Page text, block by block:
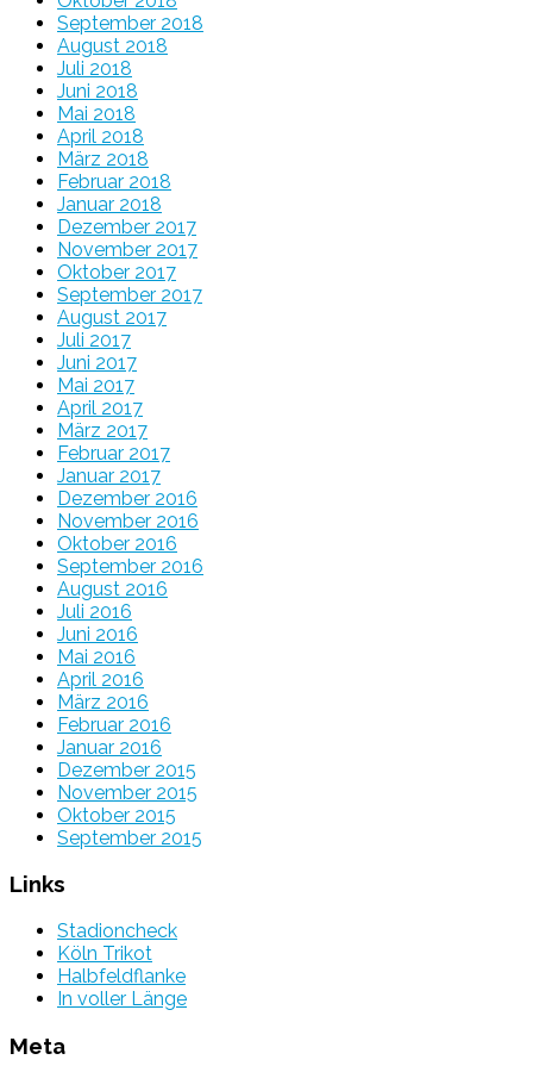
September 2018
August 2018
Juli 2018
Juni 2018
Mai 2018
April 2018
März 2018
Februar 2018
Januar 2018
Dezember 2017
November 2017
Oktober 2017
September 2017
August 2017
Juli 2017
Juni 2017
Mai 2017
April 2017
März 2017
Februar 2017
Januar 2017
Dezember 2016
November 2016
Oktober 2016
September 2016
August 2016
Juli 2016
Juni 2016
Mai 2016
April 2016
März 2016
Februar 2016
Januar 2016
Dezember 2015
November 2015
Oktober 2015
September 2015
Links
Stadioncheck
Köln Trikot
Halbfeldflanke
In voller Länge
Meta